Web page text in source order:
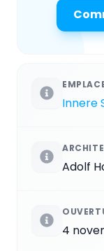
Innere
Adolf
4